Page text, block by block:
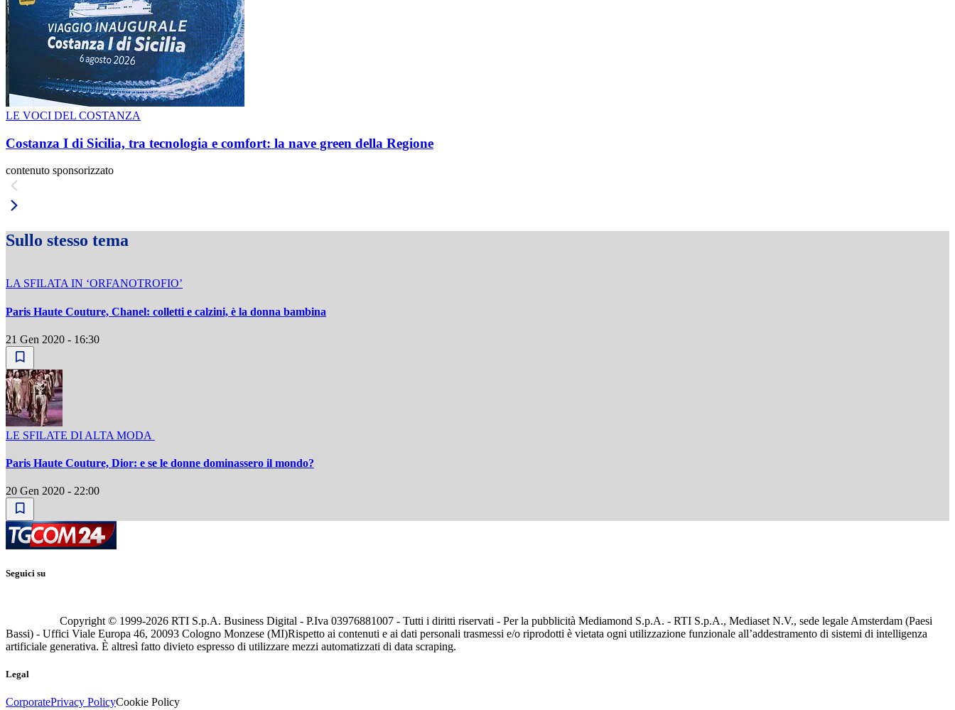
LE VOCI DEL COSTANZA
Costanza I di Sicilia, tra tecnologia e comfort: la nave green della Regione
contenuto sponsorizzato
Sullo stesso tema
LA SFILATA IN ‘ORFANOTROFIO’
Paris Haute Couture, Chanel: colletti e calzini, è la donna bambina
21 Gen 2020 - 16:30
LE SFILATE DI ALTA MODA
Paris Haute Couture, Dior: e se le donne dominassero il mondo?
20 Gen 2020 - 22:00
Seguici su
Copyright © 1999-2026 RTI S.p.A. Business Digital - P.Iva 03976881007 - Tutti i diritti riservati - Per la pubblicità Mediamond S.p.A. - RTI S.p.A., Mediaset N.V., sede legale Amsterdam (Paesi
Bassi) - Uffici Viale Europa 46, 20093 Cologno Monzese (MI)Rispetto ai contenuti e ai dati personali trasmessi e/o riprodotti è vietata ogni utilizzazione funzionale all’addestramento di sistemi di intelligenza
artificiale generativa. È altresì fatto divieto espresso di utilizzare mezzi automatizzati di data scraping.
Legal
CorporatePrivacy PolicyCookie Policy